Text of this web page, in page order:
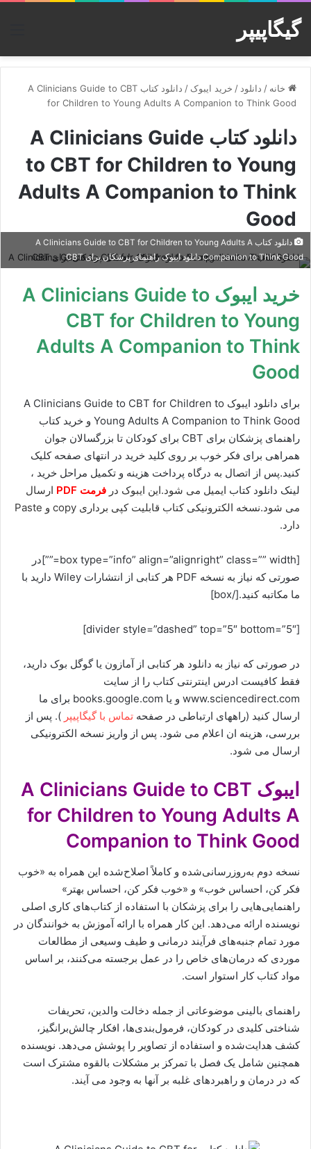
گیگاپیپر
خانه / دانلود / خرید ایبوک /
دانلود کتاب A Clinicians Guide to CBT
for Children to Young Adults A Companion to Think Good
دانلود کتاب A Clinicians Guide
to CBT for Children to Young
Adults A Companion to Think
Good
دانلود کتاب A Clinicians Guide to CBT for Children to Young Adults A
Companion to Think Good دانلود ایبوک راهنمای پزشکان برای CBT
خرید ایبوک A Clinicians Guide to
CBT for Children to Young
Adults A Companion to Think
Good
برای دانلود ایبوک A Clinicians Guide to CBT for Children to
Young Adults A Companion to Think Good و خرید کتاب
راهنمای پزشکان برای CBT برای کودکان تا بزرگسالان جوان
همراهی برای فکر خوب بر روی کلید خرید در انتهای صفحه کلیک
کنید.پس از اتصال به درگاه پرداخت هزینه و تکمیل مراحل خرید ،
لینک دانلود کتاب ایمیل می شود.این ایبوک در فرمت PDF
ارسال
می شود.نسخه الکترونیکی کتاب قابلیت کپی برداری copy و Paste
دارد.
[box type=”info” align=”alignright” class=”” width=””]در
صورتی که نیاز به نسخه PDF هر کتابی از انتشارات Wiley دارید با
ما مکاتبه کنید.[/box]
[divider style=”dashed” top=”5″ bottom=”5″]
در صورتی که نیاز به دانلود هر کتابی از آمازون یا گوگل بوک دارید،
فقط کافیست ادرس اینترنتی کتاب را از سایت
www.sciencedirect.com و یا books.google.com برای ما
ارسال کنید (راههای ارتباطی در صفحه تماس با گیگاپیپر ). پس از
بررسی، هزینه ان اعلام می شود. پس از واریز نسخه الکترونیکی
ارسال می شود.
ایبوک A Clinicians Guide to CBT
for Children to Young Adults A
Companion to Think Good
نسخه دوم به‌روزرسانی‌شده و کاملاً اصلاح‌شده این همراه به «خوب
فکر کن، احساس خوب» و «خوب فکر کن، احساس بهتر»
راهنمایی‌هایی را برای پزشکان با استفاده از کتاب‌های کاری اصلی
نویسنده ارائه می‌دهد. این کار همراه با ارائه آموزش به خوانندگان در
مورد تمام جنبه‌های فرآیند درمانی و طیف وسیعی از مطالعات
موردی که درمان‌های خاص را در عمل برجسته می‌کنند، بر اساس
مواد کتاب کار استوار است.
راهنمای بالینی موضوعاتی از جمله دخالت والدین، تحریفات
شناختی کلیدی در کودکان، فرمول‌بندی‌ها، افکار چالش‌برانگیز،
کشف هدایت‌شده و استفاده از تصاویر را پوشش می‌دهد. نویسنده
همچنین شامل یک فصل با تمرکز بر مشکلات بالقوه مشترک است
که در درمان و راهبردهای غلبه بر آنها به وجود می آیند.